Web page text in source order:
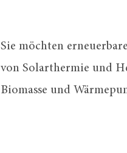
Sie möchten
von Solarthermie und
Biomasse und